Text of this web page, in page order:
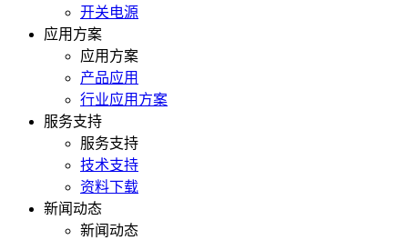
开关电源
应用方案
应用方案
产品应用
行业应用方案
服务支持
服务支持
技术支持
资料下载
新闻动态
新闻动态